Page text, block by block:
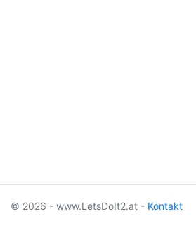
© 2026 - www.LetsDoIt2.at - Kontakt